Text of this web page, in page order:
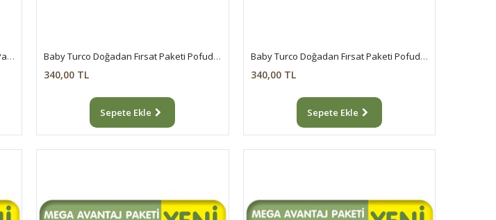
Baby Turco Doğadan Ekonomik Fırsat Paketi Pofuduk Bebek Bezi 3 Numara Midi 84 Adet Baby Turco Doğadan Fırsat Paketi Pofuduk Bebek Bezi 1 Numara Newborn 50 Adet
340,00 TL
Sepete Ekle
Baby Turco Doğadan Fırsat Paketi Pofuduk Bebek Bezi 2 Numara Mini 48 Adet
340,00 TL
Sepete Ekle